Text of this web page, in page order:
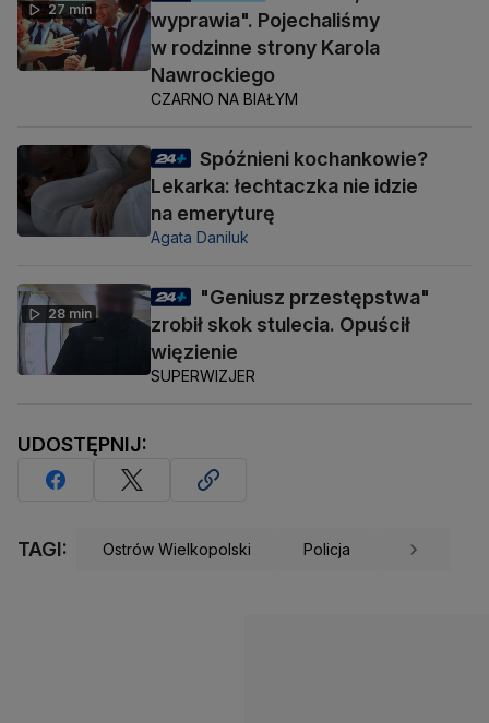
27 min
wyprawia". Pojechaliśmy
w rodzinne strony Karola
Nawrockiego
CZARNO NA BIAŁYM
Spóźnieni kochankowie?
Lekarka: łechtaczka nie idzie
na emeryturę
Agata Daniluk
28 min
"Geniusz przestępstwa"
zrobił skok stulecia. Opuścił
więzienie
SUPERWIZJER
UDOSTĘPNIJ:
TAGI: Ostrów Wielkopolski Policja